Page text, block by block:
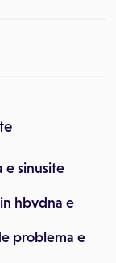
e sinusite
hbvdna e
problema e